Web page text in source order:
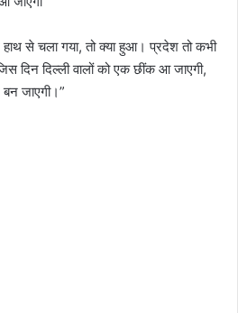
से चला गया, तो क्या हुआ। प्रदेश तो कभी
दिन दिल्ली वालों को एक छींक आ जाएगी,
जाएगी।”